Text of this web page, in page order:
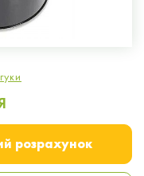
розрахунок